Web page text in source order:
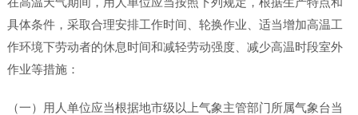
具体条件，采取合理安排工作时间、轮换作业、适当增加高温工
作环境下劳动者的休息时间和减轻劳动强度、减少高温时段室外
作业等措施：
（一）用人单位应当根据地市级以上气象主管部门所属气象台当